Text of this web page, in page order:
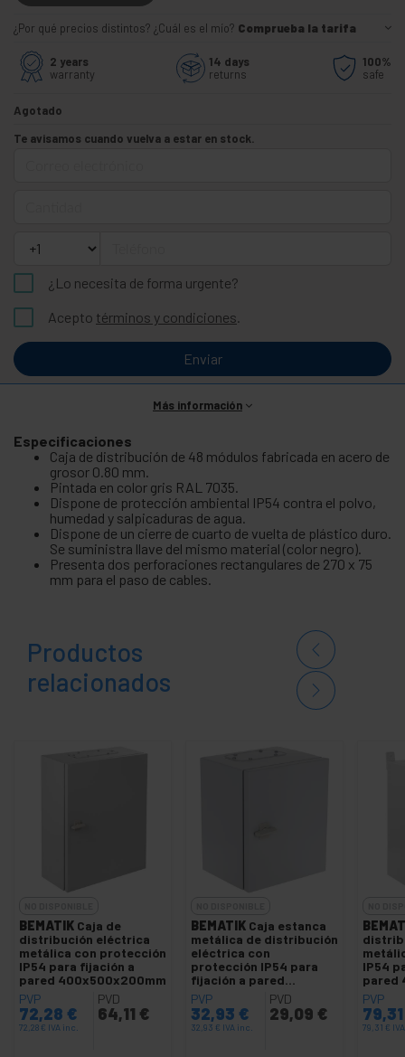
¿Por qué precios distintos? ¿Cuál es el mío? Comprueba la tarifa
2 years
warranty
14 days
returns
100%
safe
Agotado
Te avisamos cuando vuelva a estar en stock.
¿Lo necesita de forma urgente?
Acepto términos y condiciones.
Enviar
Más información
Especificaciones
Caja de distribución de 48 módulos fabricada en acero de
grosor 0.80 mm.
Pintada en color gris RAL 7035.
Dispone de protección ambiental IP54 contra el polvo,
humedad y salpicaduras de agua.
Dispone de un cierre de cuarto de vuelta de plástico duro.
Se suministra llave del mismo material (color negro).
Presenta dos perforaciones rectangulares de 270 x 75
mm para el paso de cables.
Productos
relacionados
BEMATIK Caja de
distribución eléctrica
metálica con protección
IP54 para fijación a
pared 400x500x200mm
PVP
72,28 €
72,28 € IVA inc.
PVD
64,11 €
BEMATIK Caja estanca
metálica de distribución
eléctrica con
protección IP54 para
fijación a pared
250x150x300mm
PVP
32,93 €
32,93 € IVA inc.
PVD
29,09 €
IP54
pared
PVP
79,31 €